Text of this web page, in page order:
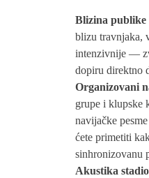
Blizina publike
blizu travnjaka,
intenzivnije —
dopiru direktno
Organizovani
grupe i klupske
navijačke
ćete primetiti
sinhronizovanu
Akustika